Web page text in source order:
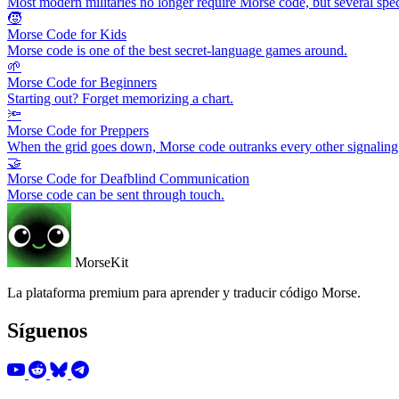
🧒
Morse Code for Kids
Morse code is one of the best secret-language games around.
🌱
Morse Code for Beginners
Starting out? Forget memorizing a chart.
🔦
Morse Code for Preppers
When the grid goes down, Morse code outranks every other
🤝
Morse Code for Deafblind Communication
Morse code can be sent through touch.
MorseKit
La plataforma premium para aprender y traducir código Morse.
Síguenos